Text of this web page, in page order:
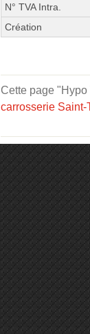
N° TVA Intra.
Création
Cette page
carrosserie